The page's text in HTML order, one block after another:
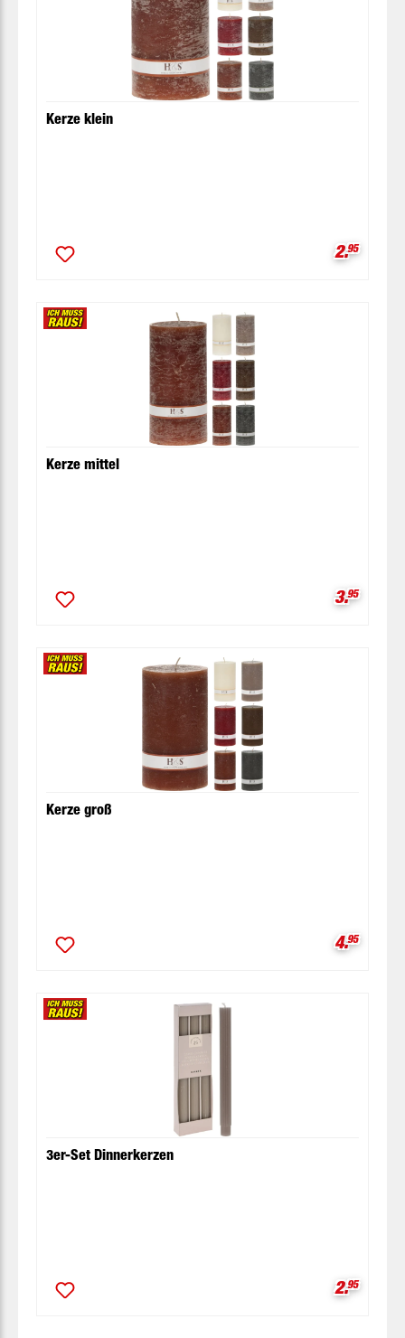
Kerze klein
2.95
Kerze mittel
3.95
Kerze groß
4.95
3er-Set Dinnerkerzen
2.95